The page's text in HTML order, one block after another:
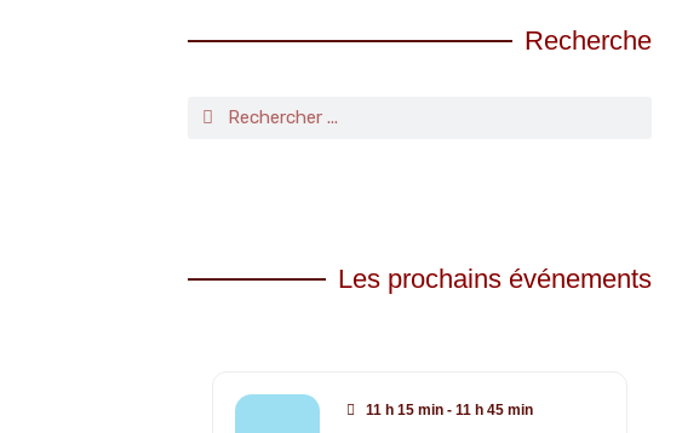
Recherche
Les prochains événements
11 h 15 min - 11 h 45 min